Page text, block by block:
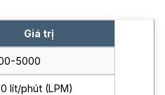
Giá trị
5000
lít/phút (LPM)